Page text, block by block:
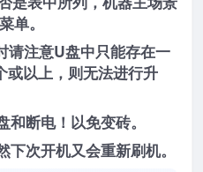
单。
请注意U盘中只能存在一
或以上，则无法进行升
断电！以免变砖。
次开机又会重新刷机。